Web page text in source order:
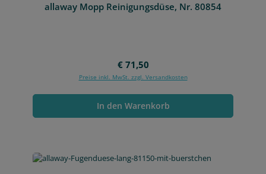
allaway Mopp Reinigungsdüse, Nr. 80854
Regulärer Preis:
€ 71,50
Preise inkl. MwSt. zzgl. Versandkosten
In den Warenkorb